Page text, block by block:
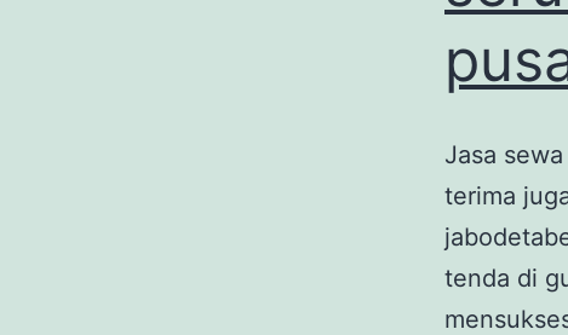
Jasa
terima
tenda di